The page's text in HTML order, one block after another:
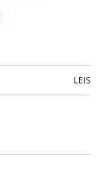
LEIS